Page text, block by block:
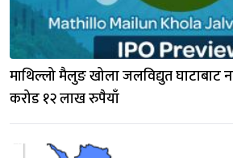
माथिल्लो मैलुङ खोला जलविद्युत घाटाबाट
करोड १२ लाख रुपैयाँ